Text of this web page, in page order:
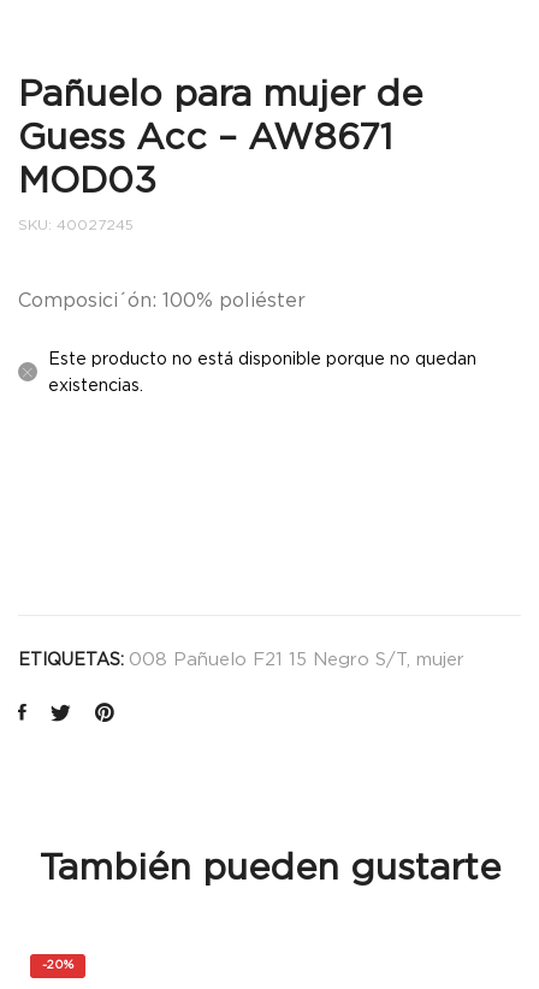
Pañuelo para mujer de
Guess Acc – AW8671
MOD03
SKU: 40027245
Composici´ón: 100% poliéster
Este producto no está disponible porque no quedan
existencias.
ETIQUETAS: 008 Pañuelo F21 15 Negro S/T mujer
También pueden gustarte
-20%